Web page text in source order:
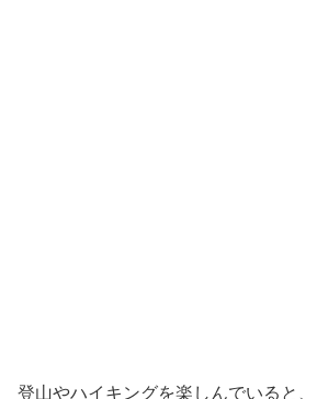
登山やハイキングを楽しんでいると